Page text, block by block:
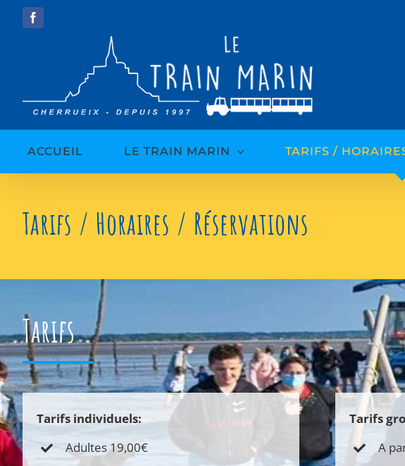
Passer
Facebook
ACCUEIL LE TRAIN MARIN TARIFS /
Tarifs / Horaires / Réservations
Tarifs
Tarifs individuels:
Adultes 19,00€
Tarifs
A